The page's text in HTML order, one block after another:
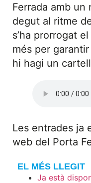
Ferrada amb
degut al ritme
s’ha prorrogat
més per
hi hagi un
Les entrades ja
web del Porta
EL MÉS LLEGIT
Ja està